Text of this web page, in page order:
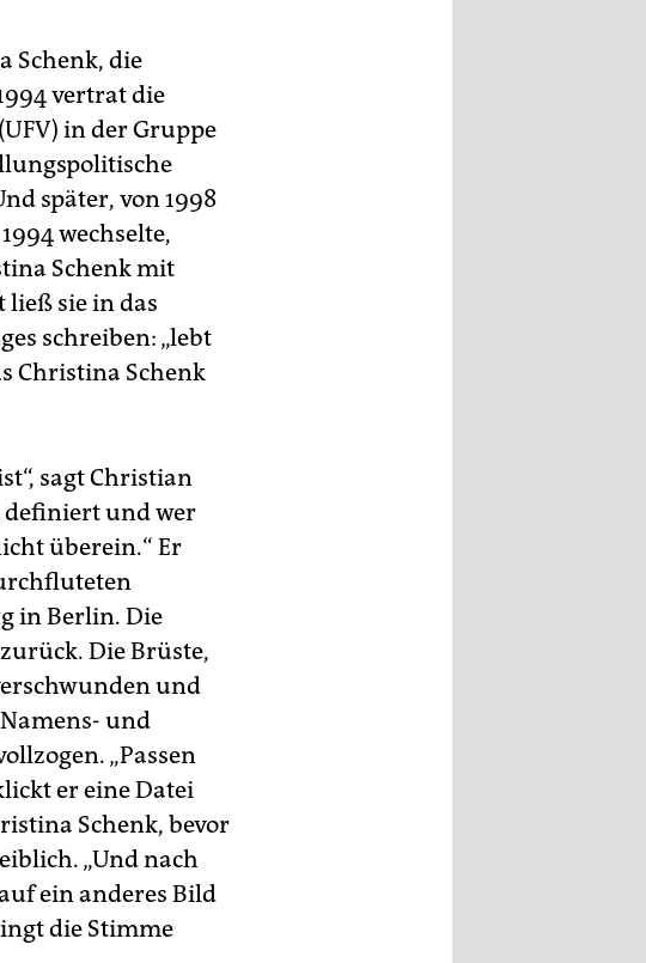
Schenk, die
vertrat die
in der Gruppe
später, von 1998
wechselte,
Schenk mit
ließ sie in das
schreiben: „lebt
Christina Schenk
sagt Christian
definiert und wer
überein.“ Er
in Berlin. Die
Die Brüste,
und
und
„Passen
er eine Datei
Schenk, bevor
„Und nach
ein anderes Bild
die Stimme